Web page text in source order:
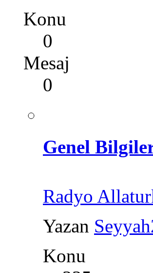
Konu
0
Mesaj
0
Genel
Radyo
Yazan
Konu